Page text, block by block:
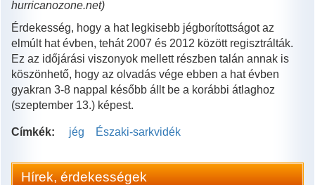
hurricanozone.net)
Érdekesség, hogy a hat legkisebb jégborítottságot az
elmúlt hat évben, tehát 2007 és 2012 között regisztrálták.
Ez az időjárási viszonyok mellett részben talán annak is
köszönhető, hogy az olvadás vége ebben a hat évben
gyakran 3-8 nappal később állt be a korábbi átlaghoz
(szeptember 13.) képest.
Címkék: jég Északi-sarkvidék
Hírek, érdekességek